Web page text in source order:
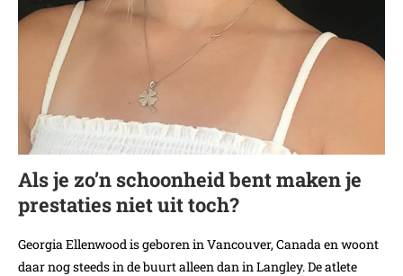
Als je zo’n schoonheid bent maken je
prestaties niet uit toch?
Georgia Ellenwood is geboren in Vancouver, Canada en woont
daar nog steeds in de buurt alleen dan in Langley. De atlete